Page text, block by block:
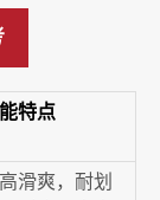
特点
滑爽，耐划